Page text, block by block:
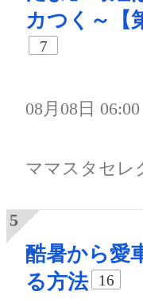
カつく～【
7
08月08日 06:00
ママスタセレ
酷暑から愛
る方法
16